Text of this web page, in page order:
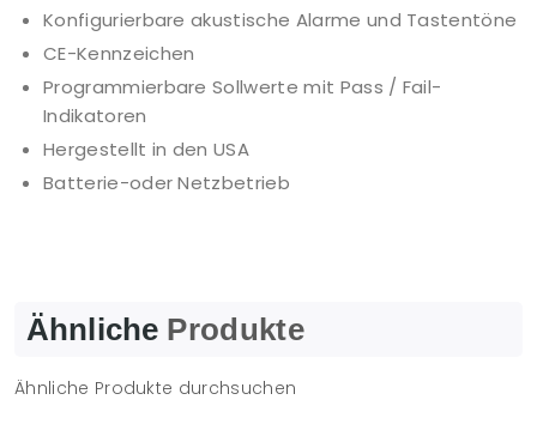
Konfigurierbare akustische Alarme und Tastentöne
CE-Kennzeichen
Programmierbare Sollwerte mit Pass / Fail-
Indikatoren
Hergestellt in den USA
Batterie-oder Netzbetrieb
Ähnliche Produkte
Ähnliche Produkte durchsuchen